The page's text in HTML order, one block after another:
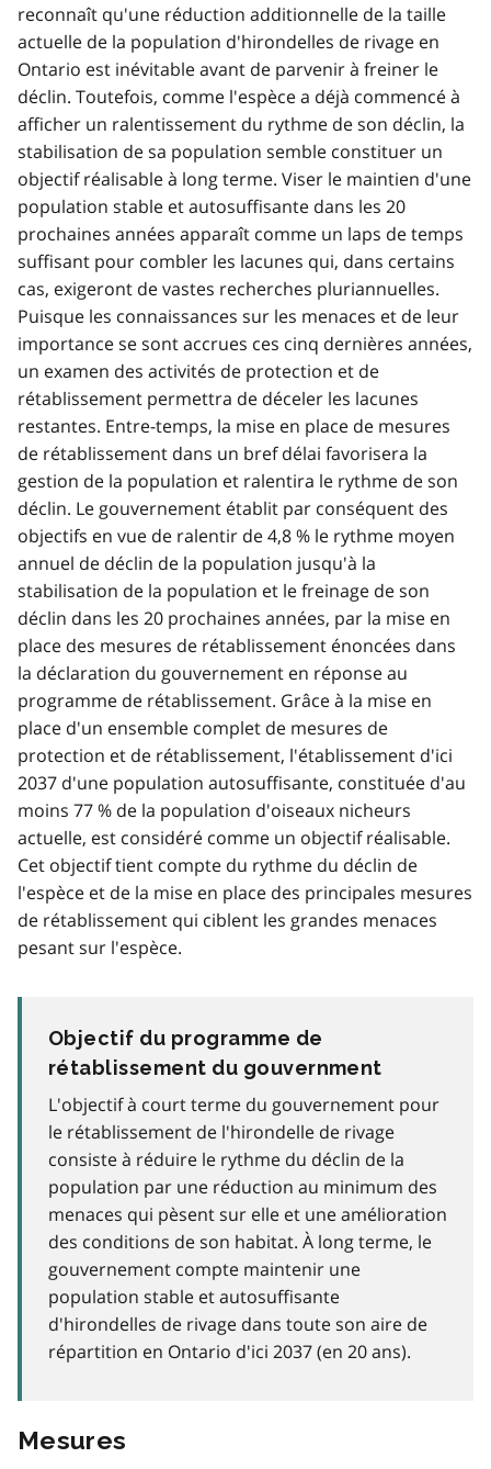
reconnaît qu'une réduction additionnelle de la taille
actuelle de la population d'hirondelles de rivage en
Ontario est inévitable avant de parvenir à freiner le
déclin. Toutefois, comme l'espèce a déjà commencé à
afficher un ralentissement du rythme de son déclin, la
stabilisation de sa population semble constituer un
objectif réalisable à long terme. Viser le maintien d'une
population stable et autosuffisante dans les 20
prochaines années apparaît comme un laps de temps
suffisant pour combler les lacunes qui, dans certains
cas, exigeront de vastes recherches pluriannuelles.
Puisque les connaissances sur les menaces et de leur
importance se sont accrues ces cinq dernières années,
un examen des activités de protection et de
rétablissement permettra de déceler les lacunes
restantes. Entre-temps, la mise en place de mesures
de rétablissement dans un bref délai favorisera la
gestion de la population et ralentira le rythme de son
déclin. Le gouvernement établit par conséquent des
objectifs en vue de ralentir de 4,8 % le rythme moyen
annuel de déclin de la population jusqu'à la
stabilisation de la population et le freinage de son
déclin dans les 20 prochaines années, par la mise en
place des mesures de rétablissement énoncées dans
la déclaration du gouvernement en réponse au
programme de rétablissement. Grâce à la mise en
place d'un ensemble complet de mesures de
protection et de rétablissement, l'établissement d'ici
2037 d'une population autosuffisante, constituée d'au
moins 77 % de la population d'oiseaux nicheurs
actuelle, est considéré comme un objectif réalisable.
Cet objectif tient compte du rythme du déclin de
l'espèce et de la mise en place des principales mesures
de rétablissement qui ciblent les grandes menaces
pesant sur l'espèce.
Objectif du programme de
rétablissement du gouvernment
L'objectif à court terme du gouvernement pour
le rétablissement de l'hirondelle de rivage
consiste à réduire le rythme du déclin de la
population par une réduction au minimum des
menaces qui pèsent sur elle et une amélioration
des conditions de son habitat. À long terme, le
gouvernement compte maintenir une
population stable et autosuffisante
d'hirondelles de rivage dans toute son aire de
répartition en Ontario d'ici 2037 (en 20 ans).
Mesures